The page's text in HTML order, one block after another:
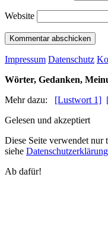
Website
Impressum Datenschutz
Wörter, Gedanken,
Mehr dazu: [Lustwort 1]
Gelesen und akzeptiert
Diese Seite verwendet nur
siehe Datenschutzerklärung
Ab dafür!